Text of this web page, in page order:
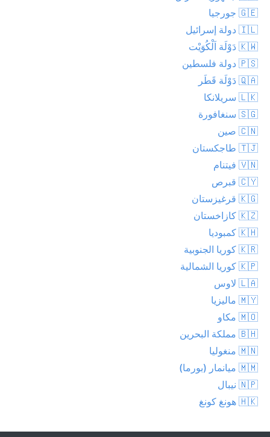
🇬🇪 جورجيا
🇮🇱 دولة إسرائيل
🇰🇼 دَوْلَة اَلْكُوَيْت
🇵🇸 دولة فلسطين
🇶🇦 دَوْلَة قَطَر
🇱🇰 سريلانكا
🇸🇬 سنغافورة
🇨🇳 صين
🇹🇯 طاجكستان
🇻🇳 فيتنام
🇨🇾 قبرص
🇰🇬 قرغيزستان
🇰🇿 كازاخستان
🇰🇭 كمبوديا
🇰🇷 كوريا الجنوبية
🇰🇵 كوريا الشمالية
🇱🇦 لاوس
🇲🇾 ماليزيا
🇲🇴 مكاو
🇧🇭 مملكة البحرين
🇲🇳 منغوليا
🇲🇲 ميانمار (بورما)
🇳🇵 نيبال
🇭🇰 هونغ كونغ